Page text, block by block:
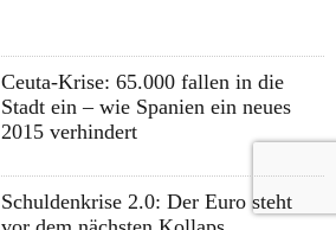
Ceuta-Krise: 65.000 fallen in die
Stadt ein – wie Spanien ein neues
2015 verhindert
Schuldenkrise 2.0: Der Euro steht